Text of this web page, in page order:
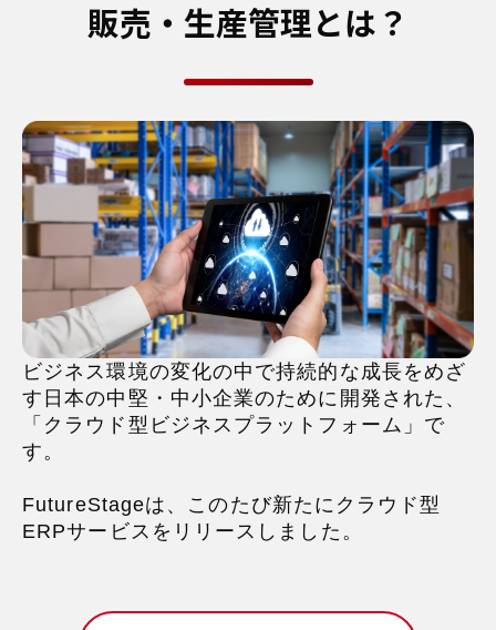
販売・生産管理とは？
ビジネス環境の変化の中で持続的な成長をめざ
す日本の中堅・中小企業のために開発された、
「クラウド型ビジネスプラットフォーム」で
す。
FutureStageは、このたび新たにクラウド型
ERPサービスをリリースしました。